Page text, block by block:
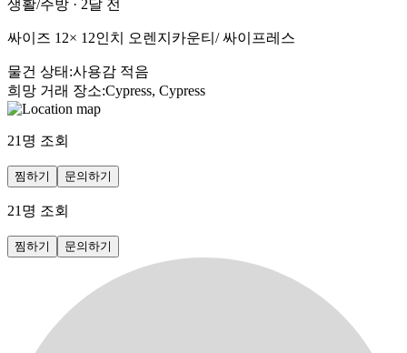
생활/주방 · 2달 전
싸이즈 12× 12인치 오렌지카운티/ 싸이프레스
물건 상태 :사용감 적음
희망 거래 장소:Cypress, Cypress
21 명 조회
찜하기 문의하기
21 명 조회
찜하기 문의하기